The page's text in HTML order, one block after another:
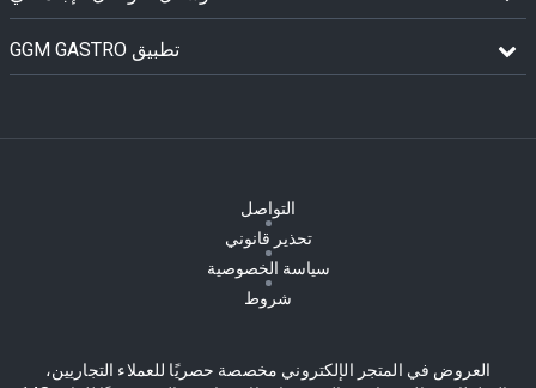
GGM GASTRO تطبيق
التواصل
تحذير قانوني
سياسة الخصوصية
شروط
العروض في المتجر الإلكتروني مخصصة حصريًا للعملاء التجاريين،